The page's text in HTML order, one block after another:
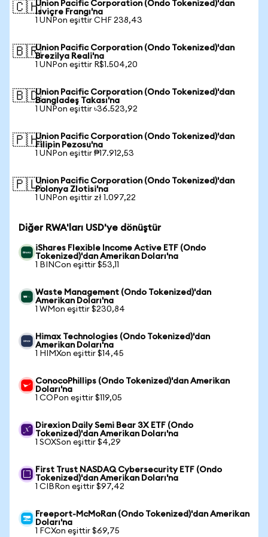
🇨🇭Union Pacific Corporation (Ondo Tokenized)'dan
İsviçre Frangı'na
1 UNPon eşittir CHF 238,43
🇧🇷Union Pacific Corporation (Ondo Tokenized)'dan
Brezilya Reali'na
1 UNPon eşittir R$1.504,20
🇧🇩Union Pacific Corporation (Ondo Tokenized)'dan
Bangladeş Takası'na
1 UNPon eşittir ৳36.523,92
🇵🇭Union Pacific Corporation (Ondo Tokenized)'dan
Filipin Pezosu'na
1 UNPon eşittir ₱17.912,53
🇵🇱Union Pacific Corporation (Ondo Tokenized)'dan
Polonya Zlotisi'na
1 UNPon eşittir zł 1.097,22
Diğer RWA'ları USD'ye dönüştür
iShares Flexible Income Active ETF (Ondo
Tokenized)'dan Amerikan Doları'na
1 BINCon eşittir $53,11
Waste Management (Ondo Tokenized)'dan
Amerikan Doları'na
1 WMon eşittir $230,84
Himax Technologies (Ondo Tokenized)'dan
Amerikan Doları'na
1 HIMXon eşittir $14,45
ConocoPhillips (Ondo Tokenized)'dan Amerikan
Doları'na
1 COPon eşittir $119,05
Direxion Daily Semi Bear 3X ETF (Ondo
Tokenized)'dan Amerikan Doları'na
1 SOXSon eşittir $4,29
First Trust NASDAQ Cybersecurity ETF (Ondo
Tokenized)'dan Amerikan Doları'na
1 CIBRon eşittir $97,42
Freeport-McMoRan (Ondo Tokenized)'dan Amerikan
Doları'na
1 FCXon eşittir $69,75